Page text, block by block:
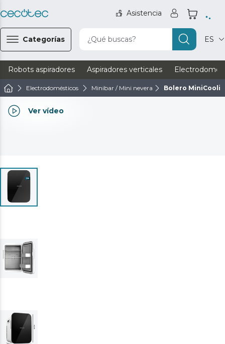
Asistencia
Categorías ¿Qué buscas? ES
Robots aspiradores Aspiradores verticales
Electrodomésticos Minibar / Mini nevera Bolero
Ver vídeo